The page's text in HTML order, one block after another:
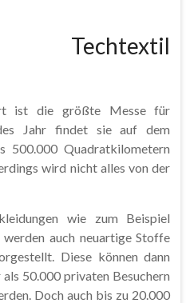
Techtextil
ist die größte Messe für
Jahr findet sie auf dem
500.000 Quadratkilometern
wird nicht alles von der
wie zum Beispiel
auch neuartige Stoffe
Diese können dann
50.000 privaten Besuchern
Doch auch bis zu 20.000